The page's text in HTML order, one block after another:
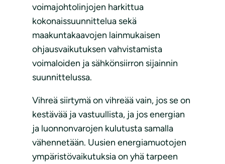
voimajohtolinjojen harkittua
kokonaissuunnittelua sekä
maakuntakaavojen lainmukaisen
ohjausvaikutuksen vahvistamista
voimaloiden ja sähkönsiirron sijainnin
suunnittelussa.
Vihreä siirtymä on vihreää vain, jos se on
kestävää ja vastuullista, ja jos energian
ja luonnonvarojen kulutusta samalla
vähennetään. Uusien energiamuotojen
ympäristövaikutuksia on yhä tarpeen